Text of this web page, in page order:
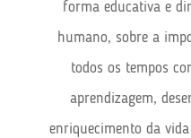
forma educativa e
humano, sobre a
todos os tempos
aprendizagem,
enriquecimento da